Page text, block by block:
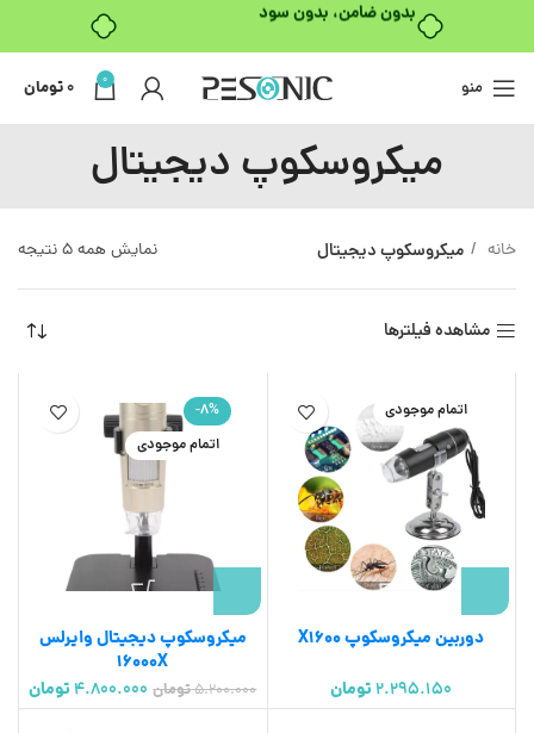
بدون ضامن، بدون سود
منو 0
0تومان
میکروسکوپ دیجیتال
خانه میکروسکوپ دیجیتال نمایش همه 5 نتیجه
مشاهده فیلترها
اتمام موجودی
دوربین میکروسکوپ X1600
2.295.150تومان
-8%
اتمام موجودی
میکروسکوپ دیجیتال وایرلس
16000X
5.200.000تومان 4.800.000تومان